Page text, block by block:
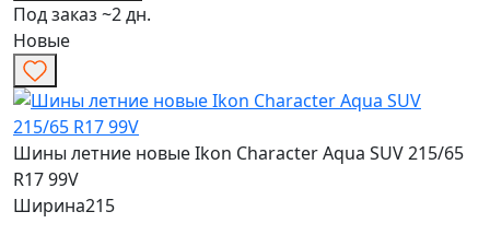
Под заказ ~2 дн.
Новые
Шины летние новые Ikon Character Aqua SUV 215/65
R17 99V
Ширина215